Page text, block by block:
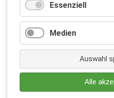
Datenschutz
Essenziell
Medien
Auswahl
Alle